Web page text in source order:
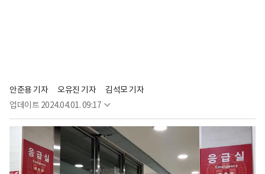
안준용 기자 오유진 기자
김석모 기자
업데이트 2024.04.01. 09:17